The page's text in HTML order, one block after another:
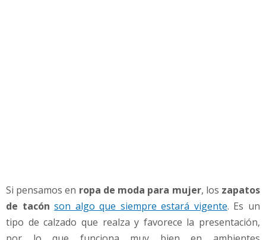
n
a
c
Si pensamos en ropa de moda para mujer, los zapatos
de tacón son algo que siempre estará vigente. Es un
tipo de calzado que realza y favorece la presentación,